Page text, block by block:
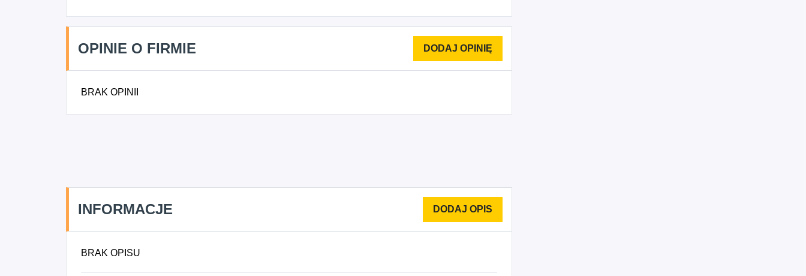
OPINIE O FIRMIE
BRAK OPINII
INFORMACJE
BRAK OPISU